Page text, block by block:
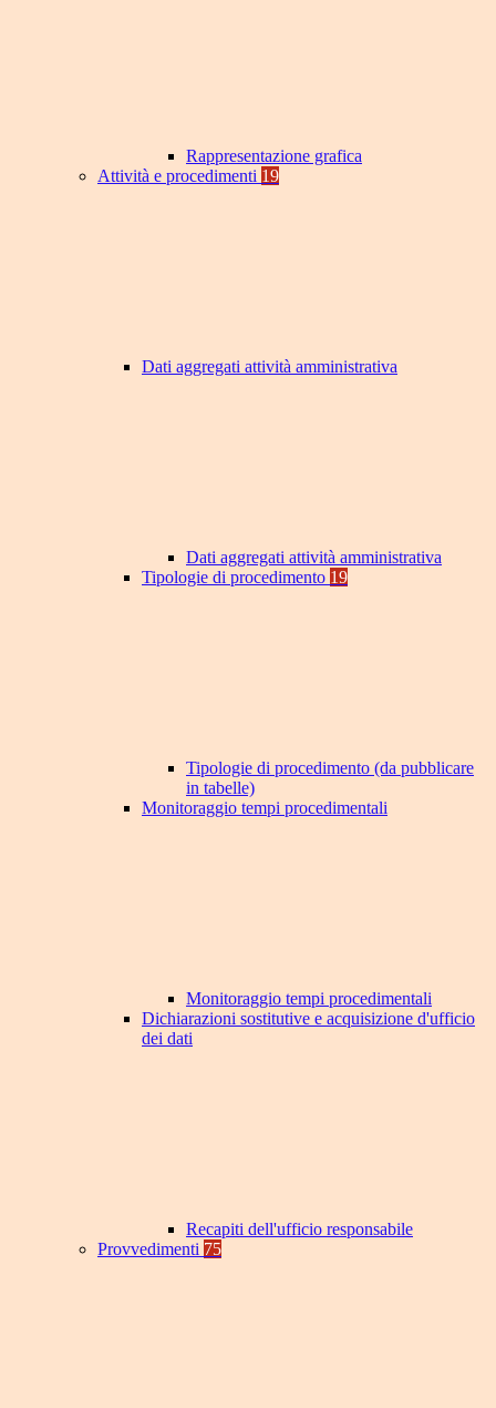
Rappresentazione grafica
Attività e procedimenti 19
Dati aggregati attività amministrativa
Dati aggregati attività amministrativa
Tipologie di procedimento 19
Tipologie di procedimento (da pubblicare
in tabelle)
Monitoraggio tempi procedimentali
Monitoraggio tempi procedimentali
Dichiarazioni sostitutive e acquisizione d'ufficio
dei dati
Recapiti dell'ufficio responsabile
Provvedimenti 75